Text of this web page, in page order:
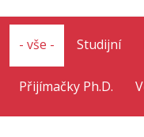
- vše - Studijní
Přijímačky Ph.D.